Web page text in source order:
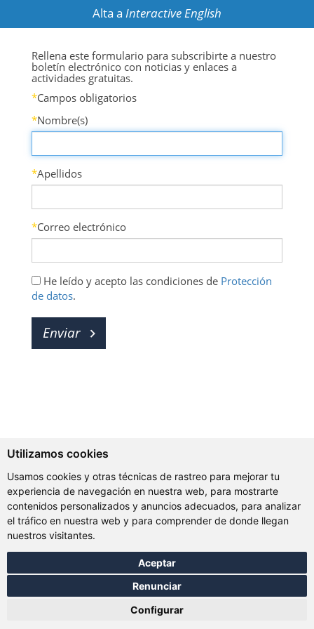
Utilizamos cookies
Usamos cookies y otras técnicas de rastreo para mejorar tu
experiencia de navegación en nuestra web, para mostrarte
contenidos personalizados y anuncios adecuados, para analizar
el tráfico en nuestra web y para comprender de donde llegan
nuestros visitantes.
Aceptar
Renunciar
Configurar
Alta a Interactive English
Rellena este formulario para subscribirte a nuestro
boletín electrónico con noticias y enlaces a
actividades gratuitas.
*Campos obligatorios
*Nombre(s)
*Apellidos
*Correo electrónico
He leído y acepto las condiciones de Protección
de datos.